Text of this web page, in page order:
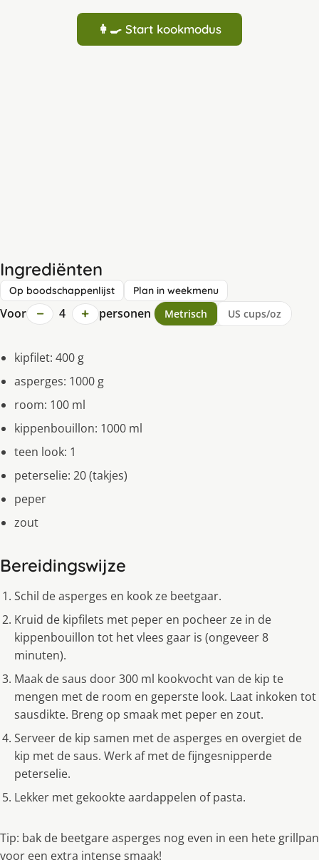
👩‍🍳 Start kookmodus
Ingrediënten
Op boodschappenlijst Plan in weekmenu
Voor − 4 + personen Metrisch US cups/oz
kipfilet: 400 g
asperges: 1000 g
room: 100 ml
kippenbouillon: 1000 ml
teen look: 1
peterselie: 20 (takjes)
peper
zout
Bereidingswijze
Schil de asperges en kook ze beetgaar.
Kruid de kipfilets met peper en pocheer ze in de
kippenbouillon tot het vlees gaar is (ongeveer 8
minuten).
Maak de saus door 300 ml kookvocht van de kip te
mengen met de room en geperste look. Laat inkoken tot
sausdikte. Breng op smaak met peper en zout.
Serveer de kip samen met de asperges en overgiet de
kip met de saus. Werk af met de fijngesnipperde
peterselie.
Lekker met gekookte aardappelen of pasta.
Tip: bak de beetgare asperges nog even in een hete grillpan
voor een extra intense smaak!